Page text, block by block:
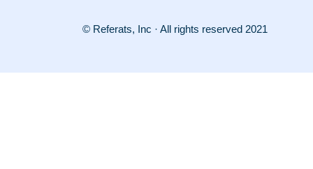
© Referats, Inc · All rights reserved 2021